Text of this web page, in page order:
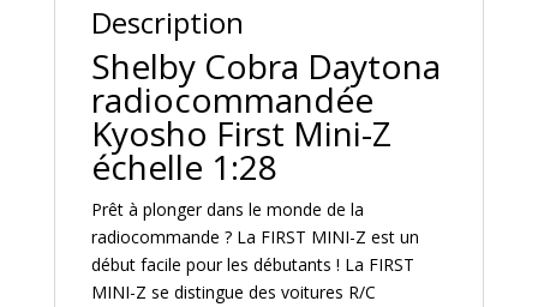
K.66611ADescription
Shelby Cobra Daytona
radiocommandée
Kyosho First Mini-Z
échelle 1:28
Prêt à plonger dans le monde de la
radiocommande ? La FIRST MINI-Z est un
début facile pour les débutants ! La FIRST
MINI-Z se distingue des voitures R/C